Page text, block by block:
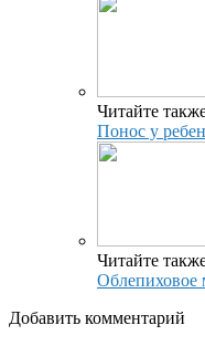
Читайте
Понос у
Читайте
Облепиховое
Добавить комментарий